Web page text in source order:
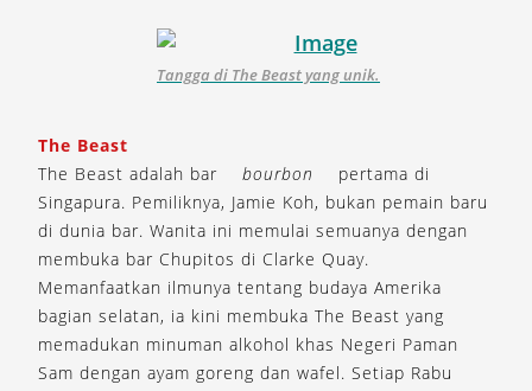
Tangga di The Beast yang unik.
The Beast
The Beast adalah bar
bourbon
pertama di
Singapura. Pemiliknya, Jamie Koh, bukan pemain baru
di dunia bar. Wanita ini memulai semuanya dengan
membuka bar Chupitos di Clarke Quay.
Memanfaatkan ilmunya tentang budaya Amerika
bagian selatan, ia kini membuka The Beast yang
memadukan minuman alkohol khas Negeri Paman
Sam dengan ayam goreng dan wafel. Setiap Rabu